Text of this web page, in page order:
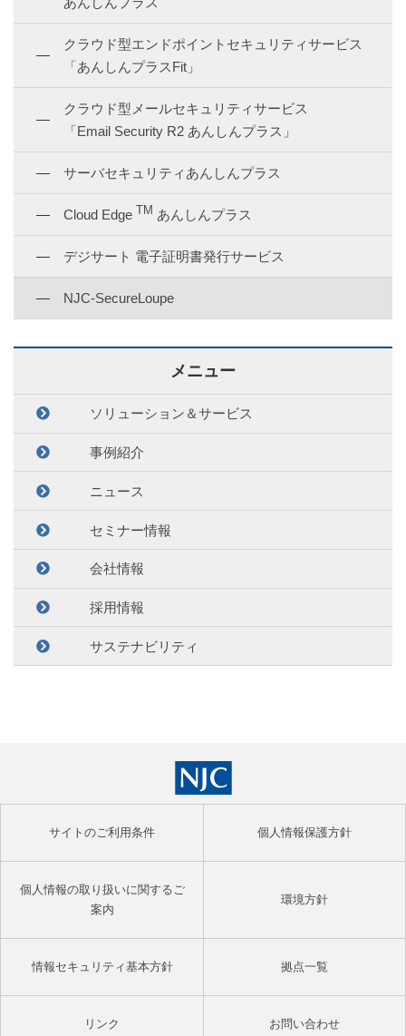
クラウド型エンドポイントセキュリティサービス
「あんしんプラスFit」
クラウド型メールセキュリティサービス
「Email Security R2 あんしんプラス」
サーバセキュリティあんしんプラス
Cloud Edge TM あんしんプラス
デジサート 電子証明書発行サービス
NJC-SecureLoupe
メニュー
ソリューション＆サービス
事例紹介
ニュース
セミナー情報
会社情報
採用情報
サステナビリティ
サイトのご利用条件 個人情報保護方針
個人情報の取り扱いに関するご
案内
環境方針
情報セキュリティ基本方針 拠点一覧
リンク お問い合わせ